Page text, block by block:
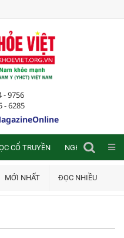
- 9756
- 6285
CỔ TRUYỀN NGHIÊN CỨU
MỚI NHẤT ĐỌC NHIỀU